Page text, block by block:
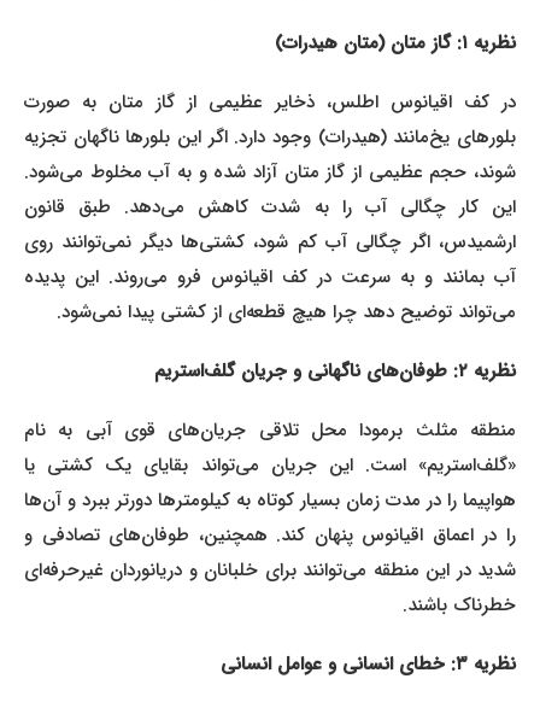
نظریه ۱: گاز متان (متان هیدرات)
در کف اقیانوس اطلس، ذخایر عظیمی از گاز متان به صورت
بلورهای یخ‌مانند (هیدرات) وجود دارد. اگر این بلورها ناگهان تجزیه
شوند، حجم عظیمی از گاز متان آزاد شده و به آب مخلوط می‌شود.
این کار چگالی آب را به شدت کاهش می‌دهد. طبق قانون
ارشمیدس، اگر چگالی آب کم شود، کشتی‌ها دیگر نمی‌توانند روی
آب بمانند و به سرعت در کف اقیانوس فرو می‌روند. این پدیده
می‌تواند توضیح دهد چرا هیچ قطعه‌ای از کشتی پیدا نمی‌شود.
نظریه ۲: طوفان‌های ناگهانی و جریان گلف‌استریم
منطقه مثلث برمودا محل تلاقی جریان‌های قوی آبی به نام
«گلف‌استریم» است. این جریان می‌تواند بقایای یک کشتی یا
هواپیما را در مدت زمان بسیار کوتاه به کیلومترها دورتر ببرد و آن‌ها
را در اعماق اقیانوس پنهان کند. همچنین، طوفان‌های تصادفی و
شدید در این منطقه می‌توانند برای خلبانان و دریانوردان غیرحرفه‌ای
خطرناک باشند.
نظریه ۳: خطای انسانی و عوامل انسانی